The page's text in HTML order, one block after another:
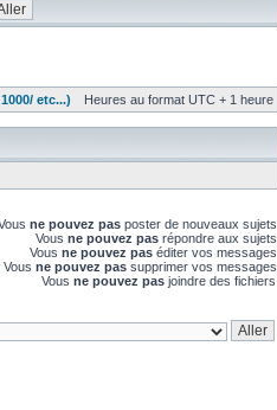
etc...) Heures au format UTC + 1 heure
ne pouvez pas poster de nouveaux sujets
Vous ne pouvez pas répondre aux sujets
Vous ne pouvez pas éditer vos messages
Vous ne pouvez pas supprimer vos messages
Vous ne pouvez pas joindre des fichiers